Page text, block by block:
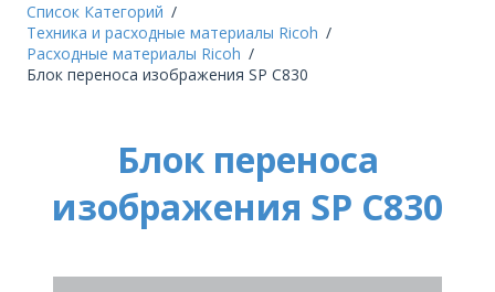
Список Категорий
Техника и расходные материалы Ricoh
Расходные материалы Ricoh
Блок переноса изображения SP C830
Блок переноса
изображения SP C830